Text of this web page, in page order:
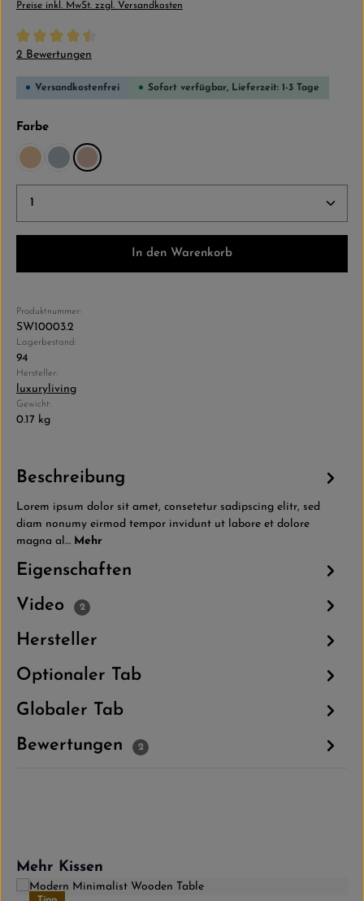
Preise inkl. MwSt. zzgl. Versandkosten
Durchschnittliche Bewertung von 4.5 von 5 Sternen
2 Bewertungen
Versandkostenfrei Sofort verfügbar, Lieferzeit: 1-3 Tage
Farbeauswählen
BeigegelbGraublau
Puder
Produkt Anzahl: Gib den gewünschten Wert ein
In den Warenkorb
Produktnummer:
SW10003.2
Lagerbestand:
94
Hersteller:
luxuryliving
Gewicht:
0.17 kg
Beschreibung
Lorem ipsum dolor sit amet, consetetur sadipscing elitr, sed
diam nonumy eirmod tempor invidunt ut labore et dolore
magna al… Mehr
Eigenschaften
Video 2
Hersteller
Optionaler Tab
Globaler Tab
Bewertungen 2
Produktgalerie überspringen
Mehr Kissen